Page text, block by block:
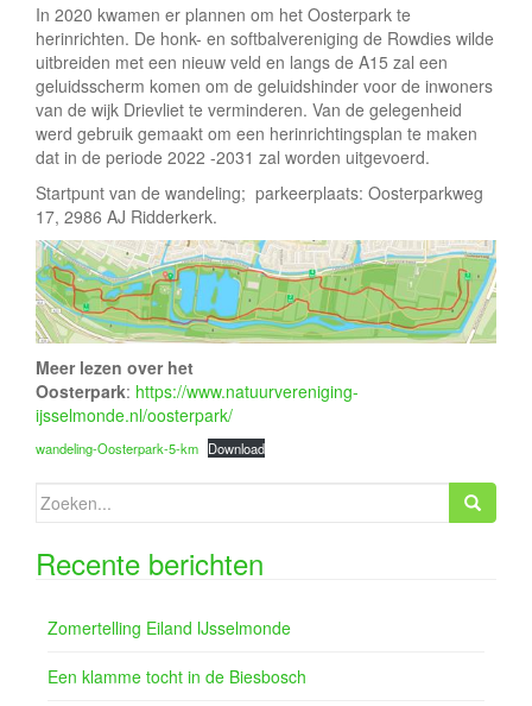
In 2020 kwamen er plannen om het Oosterpark te
herinrichten. De honk- en softbalvereniging de Rowdies wilde
uitbreiden met een nieuw veld en langs de A15 zal een
geluidsscherm komen om de geluidshinder voor de inwoners
van de wijk Drievliet te verminderen. Van de gelegenheid
werd gebruik gemaakt om een herinrichtingsplan te maken
dat in de periode 2022 -2031 zal worden uitgevoerd.
Startpunt van de wandeling; parkeerplaats: Oosterparkweg
17, 2986 AJ Ridderkerk.
Meer lezen over het
Oosterpark: https://www.natuurvereniging-
ijsselmonde.nl/oosterpark/
wandeling-Oosterpark-5-km Download
Zoeken
naar:
Recente berichten
Zomertelling Eiland IJsselmonde
Een klamme tocht in de Biesbosch